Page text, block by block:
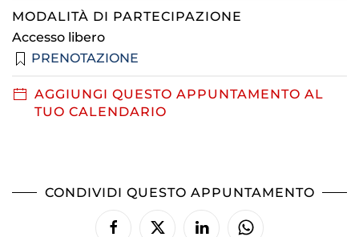
MODALITÀ DI PARTECIPAZIONE
Accesso libero
PRENOTAZIONE
AGGIUNGI QUESTO APPUNTAMENTO AL
TUO CALENDARIO
CONDIVIDI QUESTO APPUNTAMENTO